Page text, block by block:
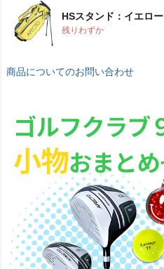
HSスタンド：イエロー
残りわずか
商品についてのお問い合わせ